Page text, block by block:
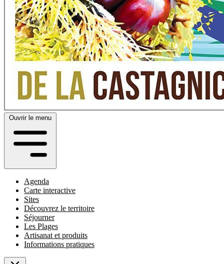
Ouvrir le menu
Agenda
Carte interactive
Sites
Découvrez le territoire
Séjourner
Les Plages
Artisanat et produits
Informations pratiques